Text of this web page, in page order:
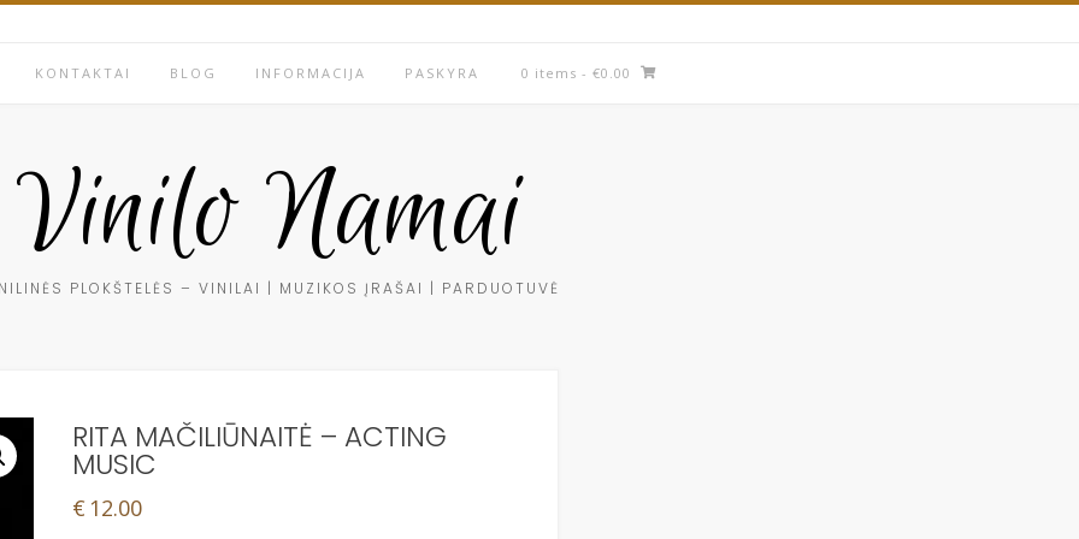
KONTAKTAI BLOG INFORMACIJA PASKYRA 0 items - €0.00
Vinilo Namai
PLOKŠTELĖS – VINILAI | MUZIKOS ĮRAŠAI | PARDUOTUVĖ
RITA MAČILIŪNAITĖ – ACTING
MUSIC
€ 12.00